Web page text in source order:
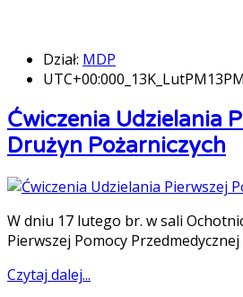
Dział: MDP
Ćwiczenia Udzielania
Drużyn Pożarniczych
W dniu 17 lutego br. w sali
Pierwszej Pomocy Przedmedycznej
Czytaj dalej...